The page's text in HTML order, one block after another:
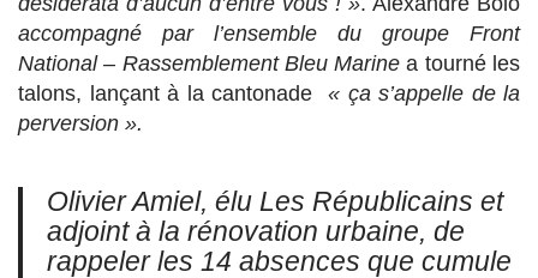
accompagné par l’ensemble du groupe Front
National – Rassemblement Bleu Marinea tourné les
talons, lançant à la cantonade « ça s’appelle de la
perversion ».
Olivier Amiel, élu Les Républicains et
adjoint à la rénovation urbaine, de
rappeler les 14 absences que cumule